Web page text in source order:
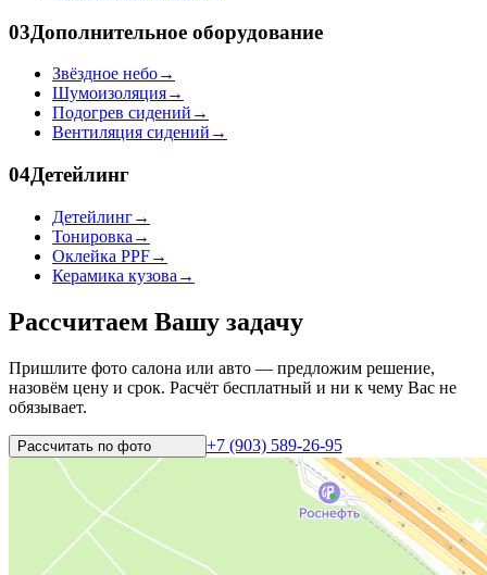
03Дополнительное оборудование
Звёздное небо→
Шумоизоляция→
Подогрев сидений →
Вентиляция сидений →
04Детейлинг
Детейлинг→
Тонировка →
Оклейка PPF→
Керамика кузова →
Рассчитаем Вашу задачу
Пришлите фото салона или авто — предложим решение,
назовём цену и срок. Расчёт бесплатный и ни к чему Вас не
обязывает.
Рассчитать по фото +7 (903) 589-26-95